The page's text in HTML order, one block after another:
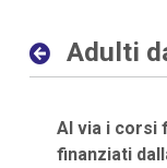
Adulti
Al via i corsi
finanziati